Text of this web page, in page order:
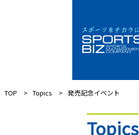
TOP Topics 発売記念イベント
Topics